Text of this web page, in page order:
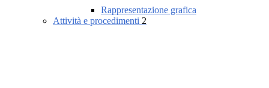
Rappresentazione grafica
Attività e procedimenti 2